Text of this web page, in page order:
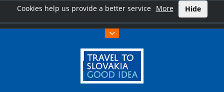
Cookies help us provide a better service More Hide